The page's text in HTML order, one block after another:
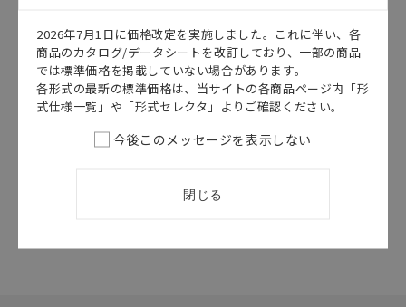
カタログ 日本語
SCEA-165AU
ファイバセンサ
ベストカタログ
2026年7月1日に価格改定を実施しました。これに伴い、各
商品のカタログ/データシートを改訂しており、一部の商品
では標準価格を掲載していない場合があります。
各形式の最新の標準価格は、当サイトの各商品ページ内「形
式仕様一覧」や「形式セレクタ」よりご確認ください。
今後このメッセージを表示しない
閉じる